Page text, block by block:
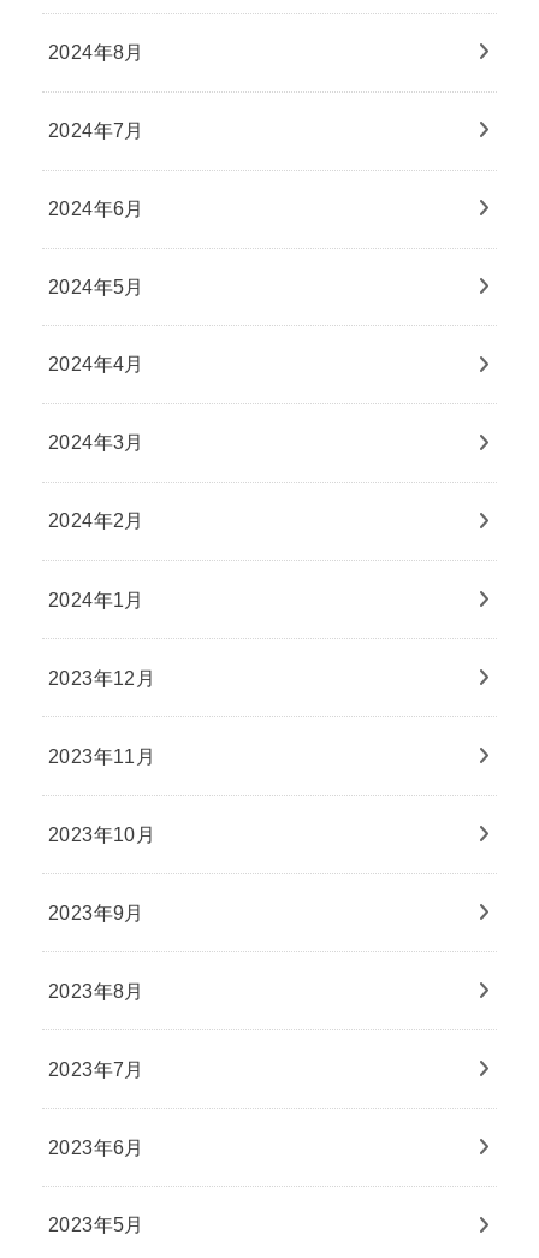
2024年8月
2024年7月
2024年6月
2024年5月
2024年4月
2024年3月
2024年2月
2024年1月
2023年12月
2023年11月
2023年10月
2023年9月
2023年8月
2023年7月
2023年6月
2023年5月